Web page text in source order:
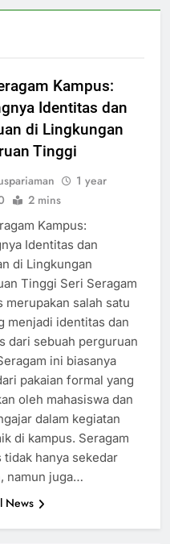
Kampus:
Identitas dan
di Lingkungan
Tinggi
1 year
2 mins
Kampus:
Identitas dan
di Lingkungan
Tinggi Seri Seragam
merupakan salah satu
menjadi identitas dan
dari sebuah perguruan
ini biasanya
pakaian formal yang
oleh mahasiswa dan
dalam kegiatan
di kampus. Seragam
tidak hanya sekedar
namun juga…
News